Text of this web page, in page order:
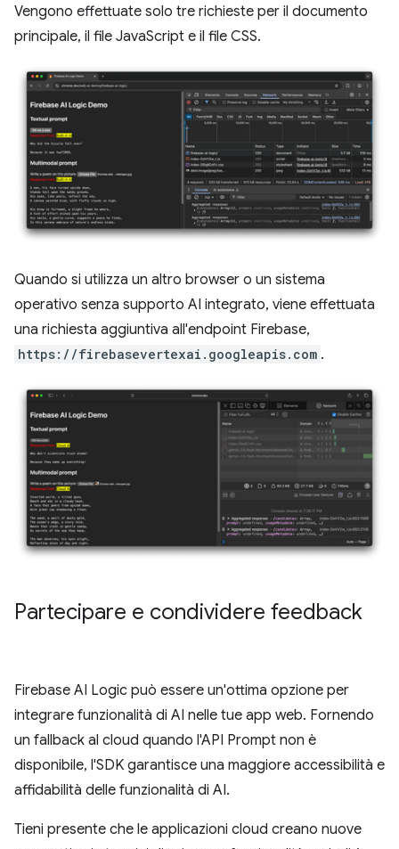
Vengono effettuate solo tre richieste per il documento
principale, il file JavaScript e il file CSS.
Quando si utilizza un altro browser o un sistema
operativo senza supporto AI integrato, viene effettuata
una richiesta aggiuntiva all'endpoint Firebase,
https://firebasevertexai.googleapis.com .
Partecipare e condividere feedback
Firebase AI Logic può essere un'ottima opzione per
integrare funzionalità di AI nelle tue app web. Fornendo
un fallback al cloud quando l'API Prompt non è
disponibile, l'SDK garantisce una maggiore accessibilità e
affidabilità delle funzionalità di AI.
Tieni presente che le applicazioni cloud creano nuove